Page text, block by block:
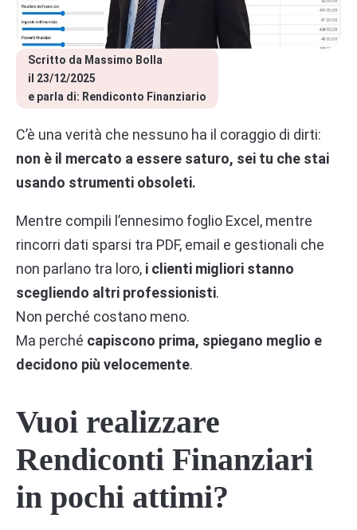
Scritto da Massimo Bolla
il 23/12/2025
e parla di: Rendiconto Finanziario
C’è una verità che nessuno ha il coraggio di dirti:
non è il mercato a essere saturo, sei tu che stai
usando strumenti obsoleti.
Mentre compili l’ennesimo foglio Excel, mentre
rincorri dati sparsi tra PDF, email e gestionali che
non parlano tra loro, i clienti migliori stanno
scegliendo altri professionisti.
Non perché costano meno.
Ma perché capiscono prima, spiegano meglio e
decidono più velocemente.
Vuoi realizzare
Rendiconti Finanziari
in pochi attimi?